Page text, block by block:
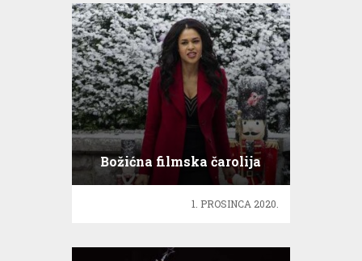
Božićna filmska čarolija
1. PROSINCA 2020.